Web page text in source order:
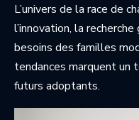
L’univers de la race de
l’innovation, la
besoins des familles
tendances marquent un
futurs adoptants.